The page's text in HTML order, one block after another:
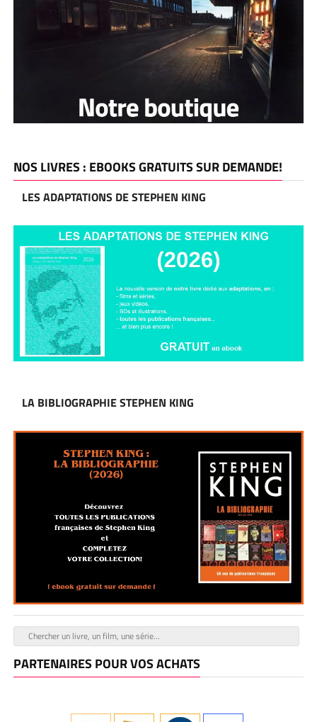
NOS LIVRES : EBOOKS GRATUITS SUR DEMANDE!
LES ADAPTATIONS DE STEPHEN KING
LA BIBLIOGRAPHIE STEPHEN KING
PARTENAIRES POUR VOS ACHATS